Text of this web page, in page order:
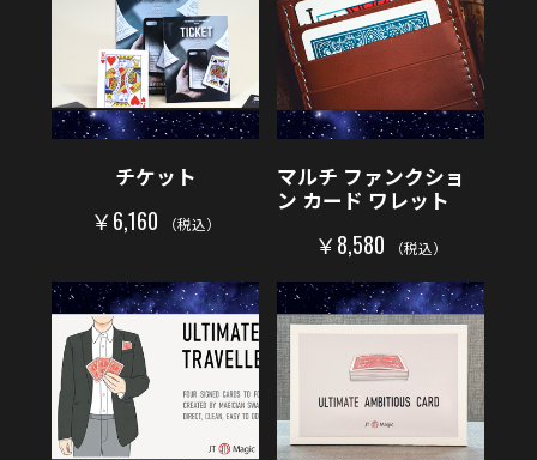
チケット
￥6,160 （税込）
マルチ ファンクショ
ン カード ワレット
￥8,580 （税込）